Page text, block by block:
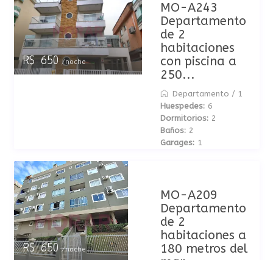
R$ 650/noche
MO-A243
Departamento
de 2
habitaciones
con piscina a
250...
Departamento / 1
Huespedes: 6
Dormitorios: 2
Baños: 2
Garages: 1
R$ 650/noche
MO-A209
Departamento
de 2
habitaciones a
180 metros del